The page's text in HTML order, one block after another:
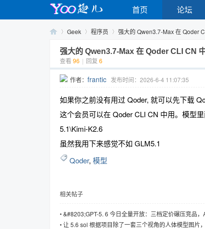
首页 论坛
Geek 程序员 强大的 Qwen3.7-Max 在 Qoder
强大的 Qwen3.7-Max 在 Qoder CLI CN
查看 96 | 回复 6
作者： frantic 发布时间：2026-6-4 11:07:35
如果你之前没有用过 Qoder, 就可以先下载
这个会员可以在 Qoder CLI CN 中用。模型
5.1\Kimi-K2.6
虽然我用下来感觉不如 GLM5.1
Qoder, 模型
相关帖子
•&#8203;GPT-5. 6 今日全量开放：三档定价碾压竞品，
&quot;性价比&quot;新阶段
•让 5.6 sol 根据项目除了一套三个视角的人体模型图片